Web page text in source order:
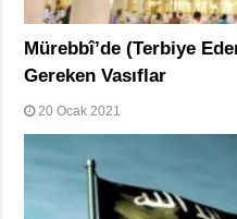
Mürebbî’de (Terbiye
Gereken Vasıflar
20 Ocak 2021